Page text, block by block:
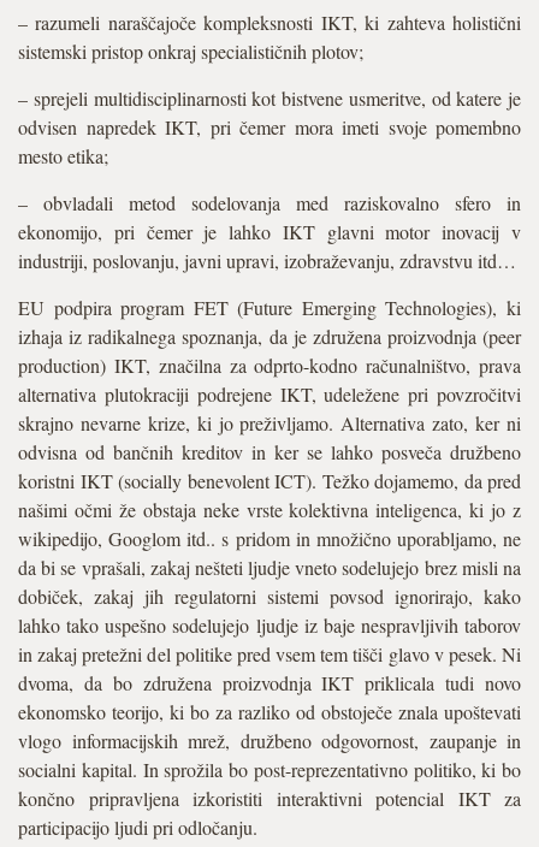
– razumeli naraščajoče kompleksnosti IKT, ki zahteva holistični
sistemski pristop onkraj specialističnih plotov;
– sprejeli multidisciplinarnosti kot bistvene usmeritve, od katere je
odvisen napredek IKT, pri čemer mora imeti svoje pomembno
mesto etika;
– obvladali metod sodelovanja med raziskovalno sfero in
ekonomijo, pri čemer je lahko IKT glavni motor inovacij v
industriji, poslovanju, javni upravi, izobraževanju, zdravstvu itd…
EU podpira program FET (Future Emerging Technologies), ki
izhaja iz radikalnega spoznanja, da je združena proizvodnja (peer
production) IKT, značilna za odprto-kodno računalništvo, prava
alternativa plutokraciji podrejene IKT, udeležene pri povzročitvi
skrajno nevarne krize, ki jo preživljamo. Alternativa zato, ker ni
odvisna od bančnih kreditov in ker se lahko posveča družbeno
koristni IKT (socially benevolent ICT). Težko dojamemo, da pred
našimi očmi že obstaja neke vrste kolektivna inteligenca, ki jo z
wikipedijo, Googlom itd.. s pridom in množično uporabljamo, ne
da bi se vprašali, zakaj nešteti ljudje vneto sodelujejo brez misli na
dobiček, zakaj jih regulatorni sistemi povsod ignorirajo, kako
lahko tako uspešno sodelujejo ljudje iz baje nespravljivih taborov
in zakaj pretežni del politike pred vsem tem tišči glavo v pesek. Ni
dvoma, da bo združena proizvodnja IKT priklicala tudi novo
ekonomsko teorijo, ki bo za razliko od obstoječe znala upoštevati
vlogo informacijskih mrež, družbeno odgovornost, zaupanje in
socialni kapital. In sprožila bo post-reprezentativno politiko, ki bo
končno pripravljena izkoristiti interaktivni potencial IKT za
participacijo ljudi pri odločanju.